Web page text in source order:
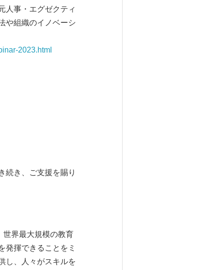
人事・エグゼクティ
や組織のイノベーシ
2023.html
続き、ご支援を賜り
世界最大規模の教育
発揮できることをミ
し、人々がスキルを